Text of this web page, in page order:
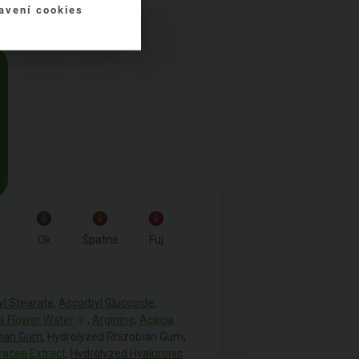
Ok Špatné Fuj
Stearate, Ascorbyl Glucoside,
Flower Water , Arginine, Acacia
Gum, Hydrolyzed Rhizobian Gum,
Extract, Hydrolyzed Hyaluronic
cookies